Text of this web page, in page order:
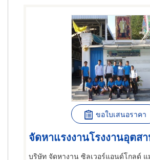
ขอใบเสนอราคา
จัดหาแรงงานโรงงานอุตส